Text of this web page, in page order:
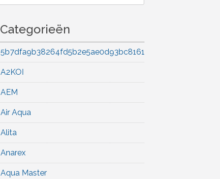
Categorieën
5b7dfa9b38264fd5b2e5ae0d93bc8161
A2KOI
AEM
Air Aqua
Alita
Anarex
Aqua Master